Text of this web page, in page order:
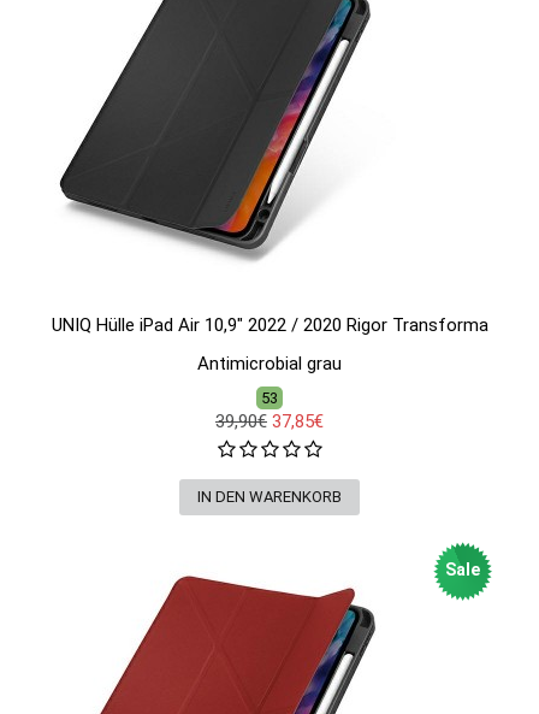
UNIQ Hülle iPad Air 10,9" 2022 / 2020 Rigor Transforma
Antimicrobial grau
53
39,90€ 37,85€
Sale